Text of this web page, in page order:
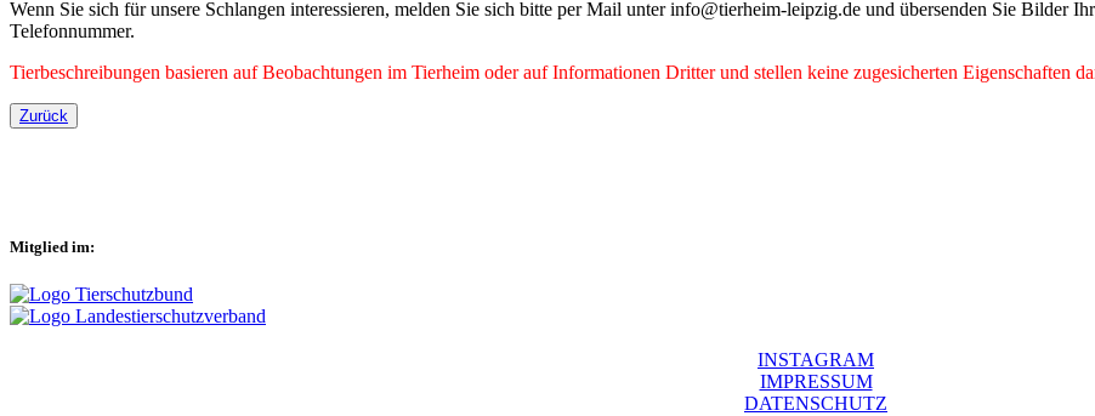
Wenn Sie sich für unsere Schlangen interessieren, melden Sie sich bitte per Mail unter info@tierheim-leipzig.de und übersenden Sie Bilder
Telefonnummer.
Tierbeschreibungen basieren auf Beobachtungen im Tierheim oder auf Informationen Dritter und stellen keine zugesicherten Eigenschaften
Zurück
Mitglied im:
INSTAGRAM
IMPRESSUM
DATENSCHUTZ